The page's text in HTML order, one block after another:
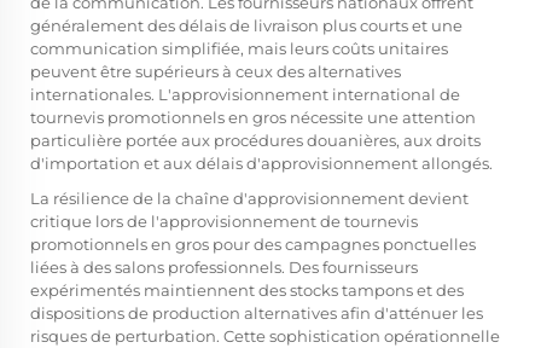
généralement des délais de livraison plus courts et une
communication simplifiée, mais leurs coûts unitaires
peuvent être supérieurs à ceux des alternatives
internationales. L'approvisionnement international de
tournevis promotionnels en gros nécessite une attention
particulière portée aux procédures douanières, aux droits
d'importation et aux délais d'approvisionnement allongés.
La résilience de la chaîne d'approvisionnement devient
critique lors de l'approvisionnement de tournevis
promotionnels en gros pour des campagnes ponctuelles
liées à des salons professionnels. Des fournisseurs
expérimentés maintiennent des stocks tampons et des
dispositions de production alternatives afin d'atténuer les
risques de perturbation. Cette sophistication opérationnelle